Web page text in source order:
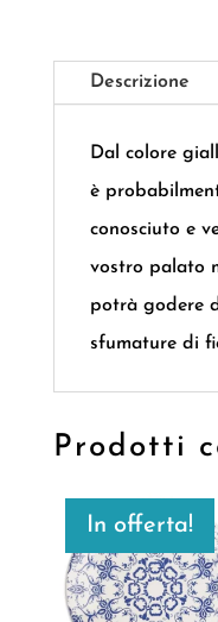
Descrizione
Dal colore
è
conosciuto e
vostro palato
potrà godere
sfumature di
Prodotti
In offerta!